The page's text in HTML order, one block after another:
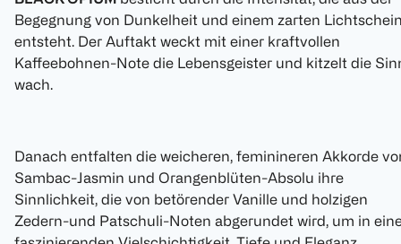
Begegnung von Dunkelheit und einem zarten
entsteht. Der Auftakt weckt mit einer kraftvollen
Kaffeebohnen-Note die Lebensgeister und kitzelt die
wach.
Danach entfalten die weicheren, feminineren Akkorde
Sambac-Jasmin und Orangenblüten-Absolu ihre
Sinnlichkeit, die von betörender Vanille und holzigen
Zedern-und Patschuli-Noten abgerundet wird, um in